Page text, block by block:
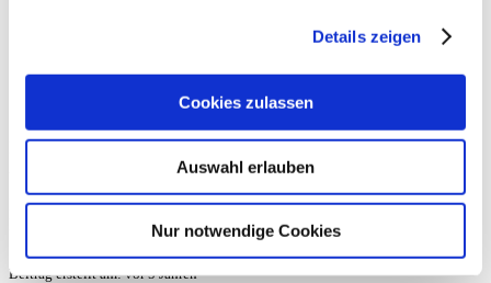
Details zeigen
Cookies zulassen
Auswahl erlauben
Nur notwendige Cookies
eine To-Do-Liste, trenne dabei Wichtiges vom Unwichtigem.
bist ein Mensch. Vergiss das nie!
Ich wünsche dir von Herzen ein Leben voller Glück und
Ihre Saskia Leinau-Madh
Inhaberin vom Lernzentrum Leinau am Schillerplatz
Beitrag erstellt am:vor 5 Jahren